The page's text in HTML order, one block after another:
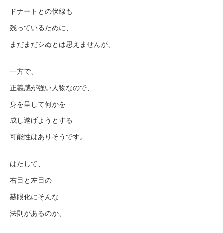
ドナートとの伏線も
残っているために、
まだまだシぬとは思えませんが、
一方で、
正義感が強い人物なので、
身を呈して何かを
成し遂げようとする
可能性はありそうです。
はたして、
右目と左目の
赫眼化にそんな
法則があるのか、